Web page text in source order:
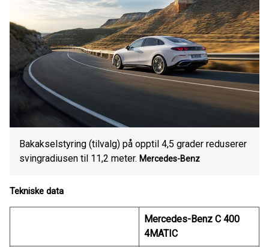
Bakakselstyring (tilvalg) på opptil 4,5 grader reduserer
svingradiusen til 11,2 meter. Mercedes-Benz
Tekniske data
Mercedes-Benz C 400
4MATIC